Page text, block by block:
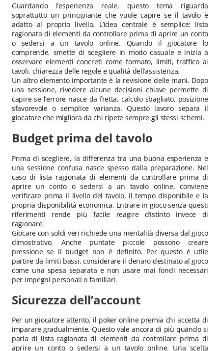
Guardando l’esperienza reale, questo tema riguarda
soprattutto un principiante che vuole capire se il tavolo è
adatto al proprio livello. L’idea centrale è semplice: lista
ragionata di elementi da controllare prima di aprire un conto
o sedersi a un tavolo online. Quando il giocatore lo
comprende, smette di scegliere in modo casuale e inizia a
osservare elementi concreti come formato, limiti, traffico ai
tavoli, chiarezza delle regole e qualità dell’assistenza.
Un altro elemento importante è la revisione delle mani. Dopo
una sessione, rivedere alcune decisioni chiave permette di
capire se l’errore nasce da fretta, calcolo sbagliato, posizione
sfavorevole o semplice varianza. Questo lavoro separa il
giocatore che migliora da chi ripete sempre gli stessi schemi.
Budget prima del tavolo
Prima di scegliere, la differenza tra una buona esperienza e
una sessione confusa nasce spesso dalla preparazione. Nel
caso di lista ragionata di elementi da controllare prima di
aprire un conto o sedersi a un tavolo online, conviene
verificare prima il livello del tavolo, il tempo disponibile e la
propria disponibilità economica. Entrare in gioco senza questi
riferimenti rende più facile reagire d’istinto invece di
ragionare.
Giocare con soldi veri richiede una mentalità diversa dal gioco
dimostrativo. Anche puntate piccole possono creare
pressione se il budget non è definito. Per questo è utile
partire da limiti bassi, considerare il denaro destinato al gioco
come una spesa separata e non usare mai fondi necessari
per impegni personali o familiari.
Sicurezza dell’account
Per un giocatore attento, il poker online premia chi accetta di
imparare gradualmente. Questo vale ancora di più quando si
parla di lista ragionata di elementi da controllare prima di
aprire un conto o sedersi a un tavolo online. Una scelta